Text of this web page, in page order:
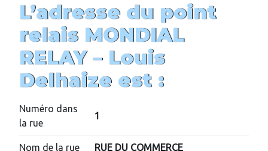
L’adresse du point
relais MONDIAL
RELAY – Louis
Delhaize est :
Numéro dans
la rue
1
Nom de la rue RUE DU COMMERCE